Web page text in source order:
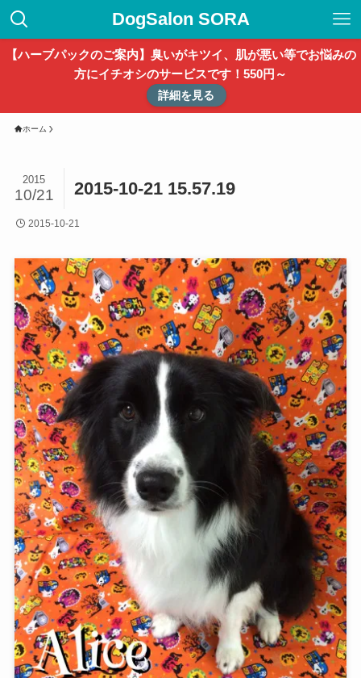
DogSalon SORA
【ハーブパックのご案内】臭いがキツイ、肌が悪い等でお悩みの
方にイチオシのサービスです！550円～
詳細を見る
ホーム
2015-10-21 15.57.19
2015
10/21
2015-10-21